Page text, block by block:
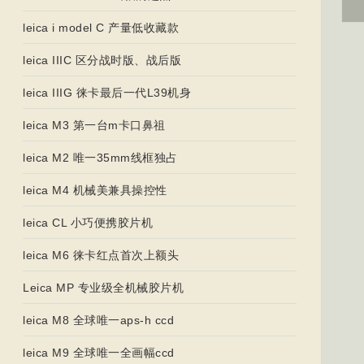
leica i model C 产量低收藏款
leica IIIC 区分战时版、战后版
leica IIIG 徕卡最后一代L39机身
leica M3 第一台m卡口鼻祖
leica M2 唯一35mm线框独占
leica M4 机械美兼具操控性
leica CL 小巧便携胶片机
leica M6 徕卡红点首次上额头
Leica MP 专业级全机械胶片机
leica M8 全球唯一aps-h ccd
leica M9 全球唯一全画幅ccd